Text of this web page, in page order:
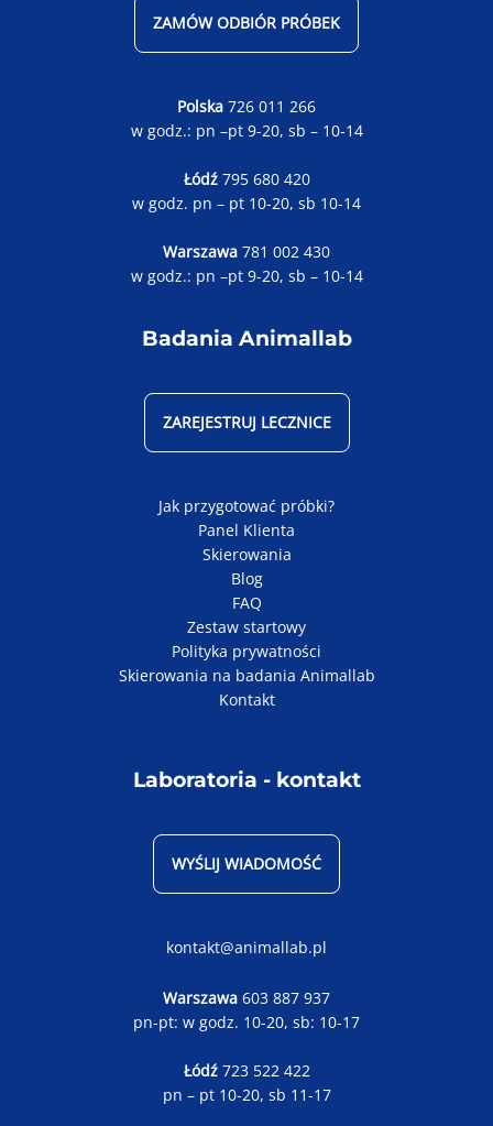
ZAMÓW ODBIÓR PRÓBEK
Polska 726 011 266
w godz.: pn –pt 9-20, sb – 10-14
Łódź 795 680 420
w godz. pn – pt 10-20, sb 10-14
Warszawa 781 002 430
w godz.: pn –pt 9-20, sb – 10-14
Badania Animallab
ZAREJESTRUJ LECZNICE
Jak przygotować próbki?
Panel Klienta
Skierowania
Blog
FAQ
Zestaw startowy
Polityka prywatności
Skierowania na badania Animallab
Kontakt
Laboratoria - kontakt
WYŚLIJ WIADOMOŚĆ
kontakt@animallab.pl
Warszawa 603 887 937
pn-pt: w godz. 10-20, sb: 10-17
Łódź 723 522 422
pn – pt 10-20, sb 11-17